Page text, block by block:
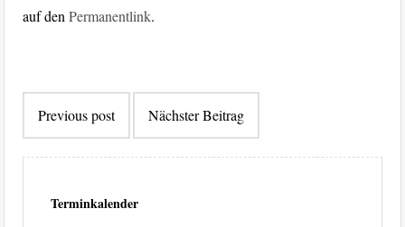
auf denPermanentlink.
Previous post Nächster Beitrag
Terminkalender